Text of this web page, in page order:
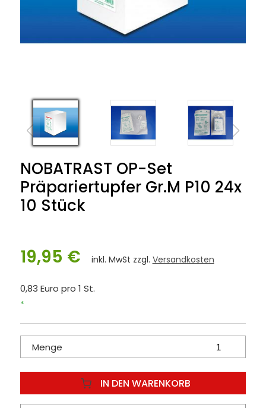
NOBATRAST OP-Set
Präpariertupfer Gr.M P10 24x
10 Stück
19,95 € inkl. MwSt zzgl. Versandkosten
0,83 Euro pro 1 St.
*
Menge
IN DEN WARENKORB